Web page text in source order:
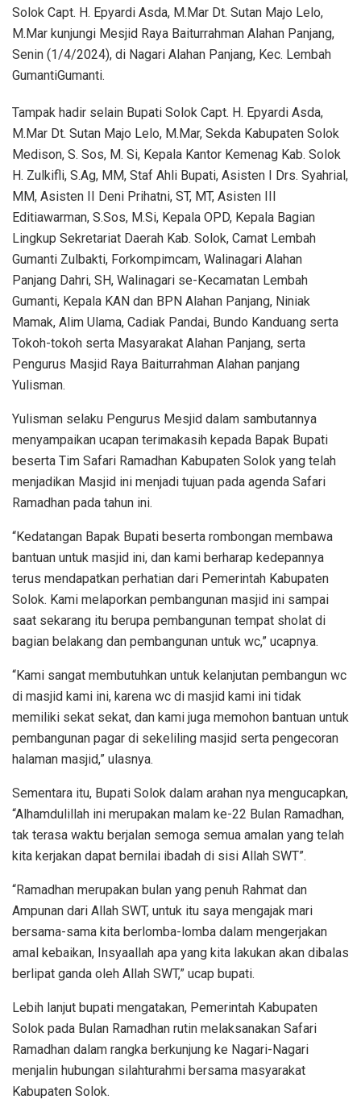
Solok Capt. H. Epyardi Asda, M.Mar Dt. Sutan Majo Lelo,
M.Mar kunjungi Mesjid Raya Baiturrahman Alahan Panjang,
Senin (1/4/2024), di Nagari Alahan Panjang, Kec. Lembah
GumantiGumanti.
Tampak hadir selain Bupati Solok Capt. H. Epyardi Asda,
M.Mar Dt. Sutan Majo Lelo, M.Mar, Sekda Kabupaten Solok
Medison, S. Sos, M. Si, Kepala Kantor Kemenag Kab. Solok
H. Zulkifli, S.Ag, MM, Staf Ahli Bupati, Asisten I Drs. Syahrial,
MM, Asisten II Deni Prihatni, ST, MT, Asisten III
Editiawarman, S.Sos, M.Si, Kepala OPD, Kepala Bagian
Lingkup Sekretariat Daerah Kab. Solok, Camat Lembah
Gumanti Zulbakti, Forkompimcam, Walinagari Alahan
Panjang Dahri, SH, Walinagari se-Kecamatan Lembah
Gumanti, Kepala KAN dan BPN Alahan Panjang, Niniak
Mamak, Alim Ulama, Cadiak Pandai, Bundo Kanduang serta
Tokoh-tokoh serta Masyarakat Alahan Panjang, serta
Pengurus Masjid Raya Baiturrahman Alahan panjang
Yulisman.
Yulisman selaku Pengurus Mesjid dalam sambutannya
menyampaikan ucapan terimakasih kepada Bapak Bupati
beserta Tim Safari Ramadhan Kabupaten Solok yang telah
menjadikan Masjid ini menjadi tujuan pada agenda Safari
Ramadhan pada tahun ini.
“Kedatangan Bapak Bupati beserta rombongan membawa
bantuan untuk masjid ini, dan kami berharap kedepannya
terus mendapatkan perhatian dari Pemerintah Kabupaten
Solok. Kami melaporkan pembangunan masjid ini sampai
saat sekarang itu berupa pembangunan tempat sholat di
bagian belakang dan pembangunan untuk wc,” ucapnya.
“Kami sangat membutuhkan untuk kelanjutan pembangun wc
di masjid kami ini, karena wc di masjid kami ini tidak
memiliki sekat sekat, dan kami juga memohon bantuan untuk
pembangunan pagar di sekeliling masjid serta pengecoran
halaman masjid,” ulasnya.
Sementara itu, Bupati Solok dalam arahan nya mengucapkan,
“Alhamdulillah ini merupakan malam ke-22 Bulan Ramadhan,
tak terasa waktu berjalan semoga semua amalan yang telah
kita kerjakan dapat bernilai ibadah di sisi Allah SWT”.
“Ramadhan merupakan bulan yang penuh Rahmat dan
Ampunan dari Allah SWT, untuk itu saya mengajak mari
bersama-sama kita berlomba-lomba dalam mengerjakan
amal kebaikan, Insyaallah apa yang kita lakukan akan dibalas
berlipat ganda oleh Allah SWT,” ucap bupati.
Lebih lanjut bupati mengatakan, Pemerintah Kabupaten
Solok pada Bulan Ramadhan rutin melaksanakan Safari
Ramadhan dalam rangka berkunjung ke Nagari-Nagari
menjalin hubungan silahturahmi bersama masyarakat
Kabupaten Solok.